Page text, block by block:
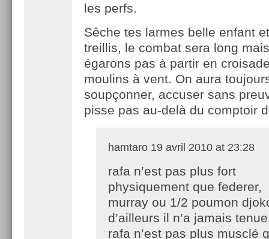
les perfs.
Sêche tes larmes belle enfant
treillis, le combat sera long
égarons pas à partir en
moulins à vent. On aura
soupçonner, accuser sans
pisse pas au-delà du comptoir
hamtaro 19 avril 2010 at 23:28
rafa n’est pas plus fort
physiquement que federer,
murray ou 1/2 poumon
d’ailleurs il n’a jamais
rafa n’est pas plus musclé